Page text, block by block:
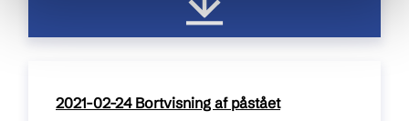
2021-02-24 Bortvisning af påstået